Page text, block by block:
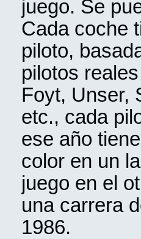
juego. Se
Cada coche
piloto,
pilotos
Foyt, Unser,
etc., cada
ese año
color en un
juego en el
una carrera
1986.